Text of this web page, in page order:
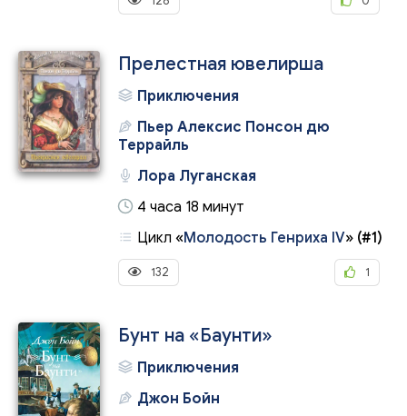
Прелестная ювелирша
Приключения
Пьер Алексис Понсон дю
Террайль
Лора Луганская
4 часа 18 минут
Цикл «Молодость Генриха IV» (#1)
132 1
Бунт на «Баунти»
Приключения
Джон Бойн